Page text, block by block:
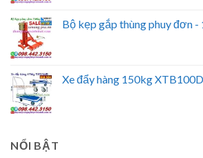
Bộ kẹp gắp thùng phuy đơn -
Xe đẩy hàng 150kg XTB100D
NỔI BẬT